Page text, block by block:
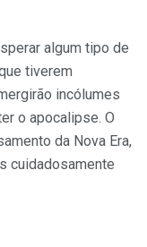
algum tipo de
tiverem
incólu­mes
o apoca­lipse. O
da Nova Era,
cuidadosamente